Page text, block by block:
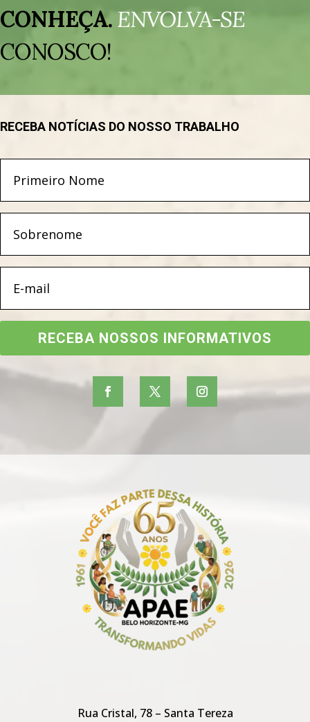
de
vídeo
CONHEÇA.ENVOLVA-SE
CONOSCO!
RECEBA NOTÍCIAS DO NOSSO TRABALHO
RECEBA NOSSOS INFORMATIVOS
Rua Cristal, 78 – Santa Tereza